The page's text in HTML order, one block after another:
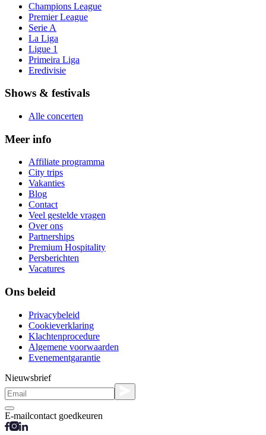
Champions League
Premier League
Serie A
La Liga
Ligue 1
Primeira Liga
Eredivisie
Shows & festivals
Alle concerten
Meer info
Affiliate programma
City trips
Vakanties
Blog
Contact
Veel gestelde vragen
Over ons
Partnerships
Premium Hospitality
Persberichten
Vacatures
Ons beleid
Privacybeleid
Cookieverklaring
Klachtenprocedure
Algemene voorwaarden
Evenementgarantie
Nieuwsbrief
E-mailcontact goedkeuren